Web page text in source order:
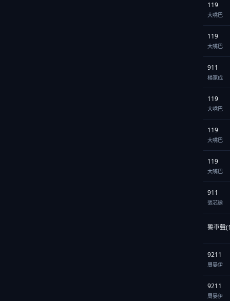
119
大嘴巴
119
大嘴巴
911
楊家成
119
大嘴巴
119
大嘴巴
119
大嘴巴
911
張芯瑜
警車聲
9211
周晏伊
9211
周晏伊